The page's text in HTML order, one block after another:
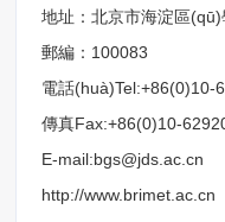
地址：北京市海淀區
郵編：100083
電話(huà)Tel:+86(0)10-
傳真Fax:+86(0)10-
E-mail:bgs@jds.ac.cn
http://www.brimet.ac.cn